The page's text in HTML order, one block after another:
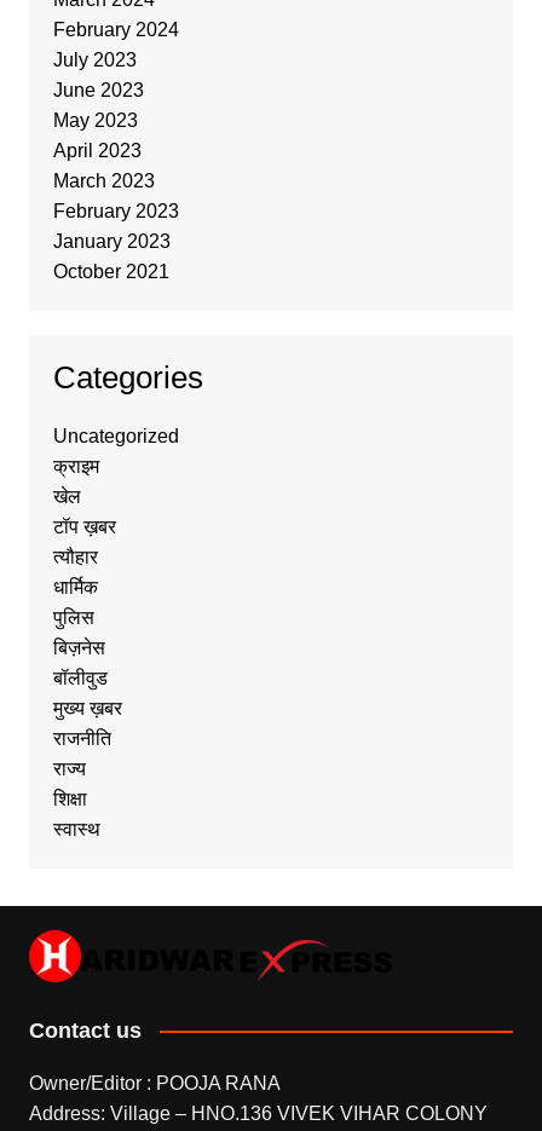
February 2024
July 2023
June 2023
May 2023
April 2023
March 2023
February 2023
January 2023
October 2021
Categories
Uncategorized
क्राइम
खेल
टॉप ख़बर
त्यौहार
धार्मिक
पुलिस
बिज़नेस
बॉलीवुड
मुख्य ख़बर
राजनीति
राज्य
शिक्षा
स्वास्थ
Contact us
Owner/Editor : POOJA RANA
Address: Village – HNO.136 VIVEK VIHAR COLONY